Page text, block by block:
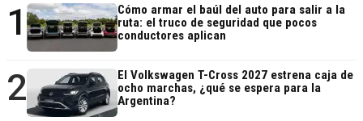
1
Cómo armar el baúl del auto para salir a la
ruta: el truco de seguridad que pocos
conductores aplican
2
El Volkswagen T-Cross 2027 estrena caja de
ocho marchas, ¿qué se espera para la
Argentina?